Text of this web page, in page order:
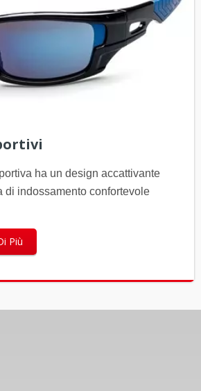
ha un design accattivante
di indossamento confortevole
Più